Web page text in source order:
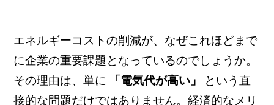
エネルギーコストの削減が、なぜこれほどまで
に企業の重要課題となっているのでしょうか。
その理由は、単に
「電気代が高い」
という直
接的な問題だけではありません。経済的なメリ